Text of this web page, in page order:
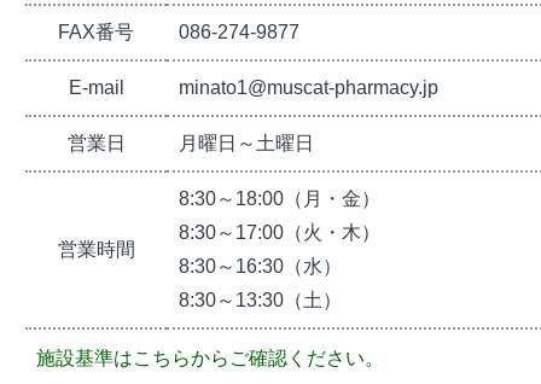
FAX番号 086-274-9877
E-mail minato1@muscat-pharmacy.jp
営業日 月曜日～土曜日
営業時間
8:30～18:00（月・金）
8:30～17:00（火・木）
8:30～16:30（水）
8:30～13:30（土）
施設基準はこちらからご確認ください。